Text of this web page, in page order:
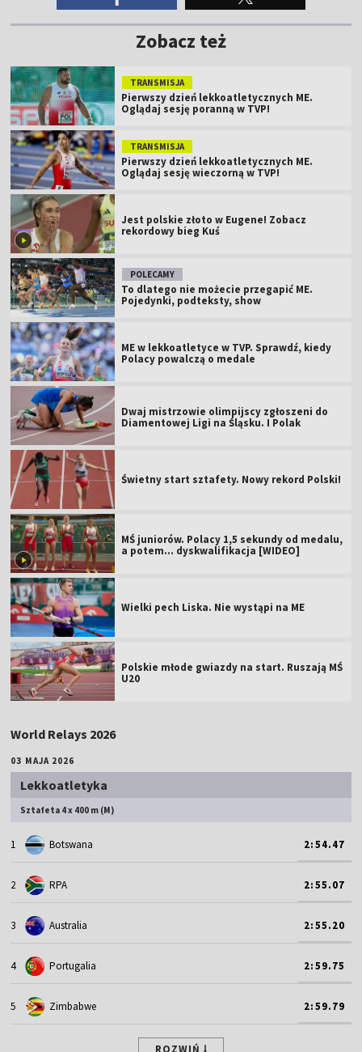
Zobacz też
TRANSMISJA
Pierwszy dzień lekkoatletycznych ME.
Oglądaj sesję poranną w TVP!
TRANSMISJA
Pierwszy dzień lekkoatletycznych ME.
Oglądaj sesję wieczorną w TVP!
Jest polskie złoto w Eugene! Zobacz
rekordowy bieg Kuś
POLECAMY
To dlatego nie możecie przegapić ME.
Pojedynki, podteksty, show
ME w lekkoatletyce w TVP. Sprawdź, kiedy
Polacy powalczą o medale
Dwaj mistrzowie olimpijscy zgłoszeni do
Diamentowej Ligi na Śląsku. I Polak
Świetny start sztafety. Nowy rekord Polski!
MŚ juniorów. Polacy 1,5 sekundy od medalu,
a potem... dyskwalifikacja [WIDEO]
Wielki pech Liska. Nie wystąpi na ME
Polskie młode gwiazdy na start. Ruszają MŚ
U20
World Relays 2026
03 MAJA 2026
Lekkoatletyka
Sztafeta 4 x 400 m (M)
1 Botswana 2:54.47
2 RPA 2:55.07
3 Australia 2:55.20
4 Portugalia 2:59.75
5 Zimbabwe 2:59.79
ROZWIŃ